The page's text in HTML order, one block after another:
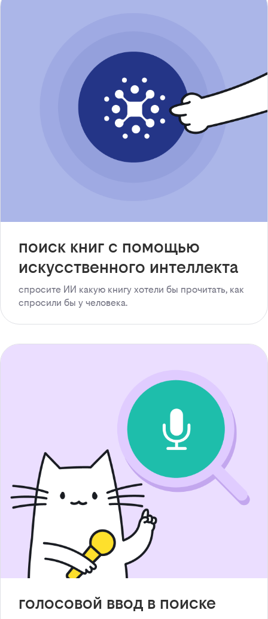
поиск книг с помощью
искусственного интеллекта
спросите ИИ какую книгу хотели бы прочитать, как
спросили бы у человека.
голосовой ввод в поиске